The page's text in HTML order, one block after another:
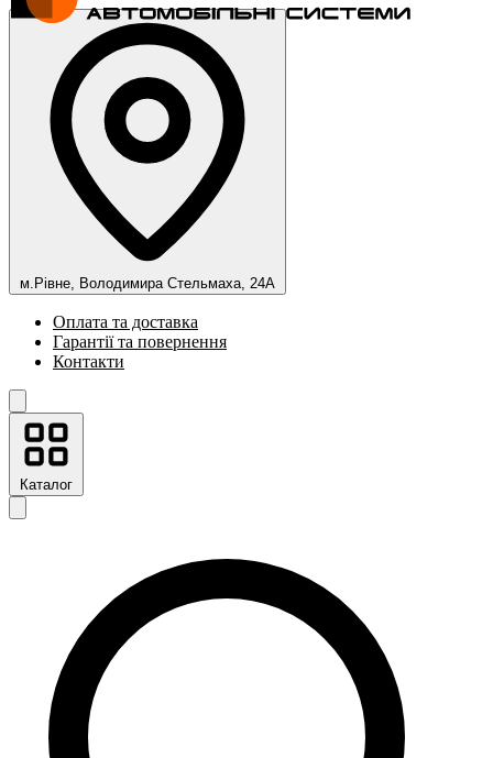
м.Рівне, Володимира Стельмаха, 24А
Оплата та доставка
Гарантії та повернення
Контакти
Каталог